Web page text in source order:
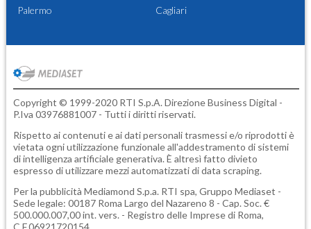
Palermo Cagliari
Copyright © 1999-2020 RTI S.p.A. Direzione Business Digital -
P.Iva 03976881007 - Tutti i diritti riservati.
Rispetto ai contenuti e ai dati personali trasmessi e/o riprodotti è
vietata ogni utilizzazione funzionale all'addestramento di sistemi
di intelligenza artificiale generativa. È altresì fatto divieto
espresso di utilizzare mezzi automatizzati di data scraping.
Per la pubblicità Mediamond S.p.a. RTI spa, Gruppo Mediaset -
Sede legale: 00187 Roma Largo del Nazareno 8 - Cap. Soc. €
500.000.007,00 int. vers. - Registro delle Imprese di Roma,
C.F.06921720154